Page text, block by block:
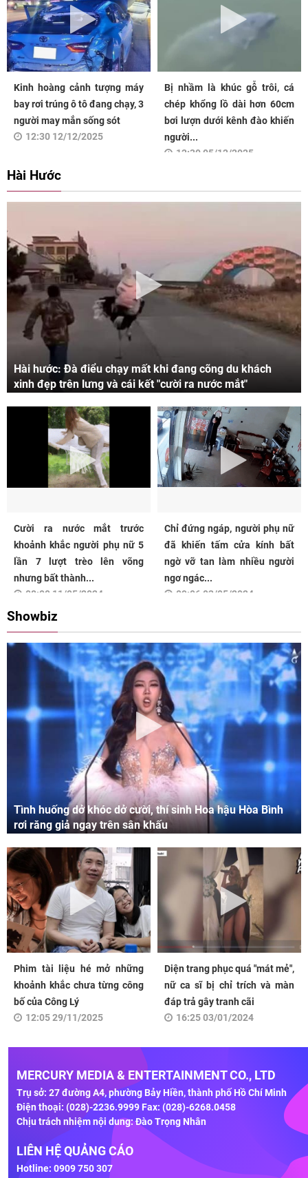
Kinh hoàng cảnh tượng máy
bay rơi trúng ô tô đang chạy, 3
người may mắn sống sót
12:30 12/12/2025
Bị nhầm là khúc gỗ trôi, cá
chép khổng lồ dài hơn 60cm
bơi lượn dưới kênh đào khiến
người...
12:30 05/12/2025
Hài Hước
Hài hước: Đà điểu chạy mất khi đang cõng du khách
xinh đẹp trên lưng và cái kết "cười ra nước mắt"
Cười ra nước mắt trước
khoảnh khắc người phụ nữ 5
lần 7 lượt trèo lên võng
nhưng bất thành...
08:00 11/05/2024
Chỉ đứng ngáp, người phụ nữ
đã khiến tấm cửa kính bất
ngờ vỡ tan làm nhiều người
ngơ ngác...
09:06 03/05/2024
Showbiz
Tình huống dở khóc dở cười, thí sinh Hoa hậu Hòa Bình
rơi răng giả ngay trên sân khấu
Phim tài liệu hé mở những
khoảnh khắc chưa từng công
bố của Công Lý
12:05 29/11/2025
Diện trang phục quá "mát mẻ",
nữ ca sĩ bị chỉ trích và màn
đáp trả gây tranh cãi
16:25 03/01/2024
MERCURY MEDIA & ENTERTAINMENT CO., LTD
Trụ sở: 27 đường A4, phường Bảy Hiền, thành phố Hồ Chí Minh
Điện thoại: (028)-2236.9999 Fax: (028)-6268.0458
Chịu trách nhiệm nội dung: Đào Trọng Nhân
LIÊN HỆ QUẢNG CÁO
Hotline: 0909 750 307